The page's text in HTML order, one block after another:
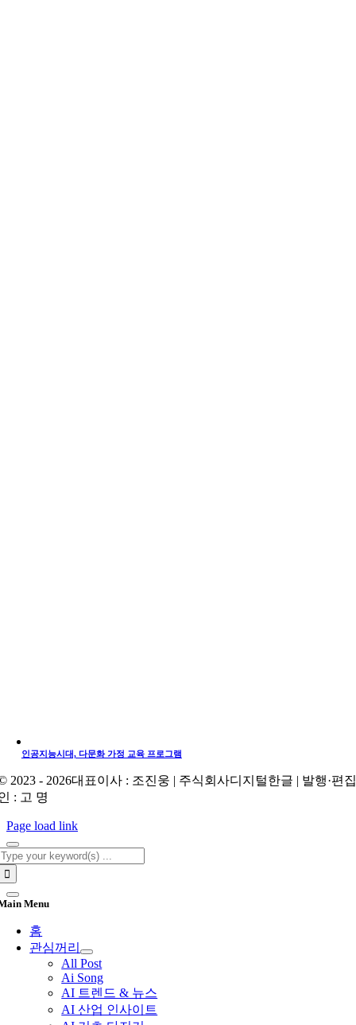
인공지능시대, 다문화 가정 교육 프로그램
2023 - 2026대표이사 : 조진웅 | 주식회사디지털한글 | 발행·편
: 고 명
Page load link
Menu
홈
관심꺼리
All Post
Ai Song
AI 트렌드 & 뉴스
AI 산업 인사이트